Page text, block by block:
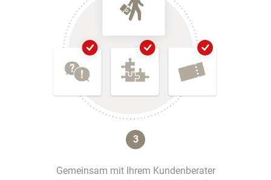
3
Gemeinsam mit Ihrem Kundenberater